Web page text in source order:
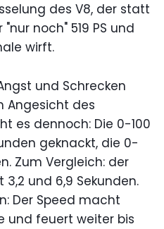
des V8, der statt
noch" 519 PS und
wirft.
und Schrecken
Angesicht des
es dennoch: Die 0-100
geknackt, die 0-
Zum Vergleich: der
und 6,9 Sekunden.
Der Speed macht
und feuert weiter bis